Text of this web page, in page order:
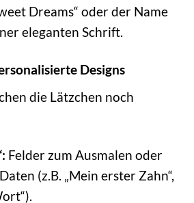
Dreams“ oder der Name
eleganten Schrift.
Designs
die Lätzchen noch
Felder zum Ausmalen oder
(z.B. „Mein erster Zahn“,